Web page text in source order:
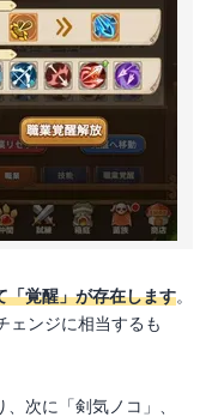
「覚醒」が存在します。
ェンジに相当するも
次に「剣気ノコ」、